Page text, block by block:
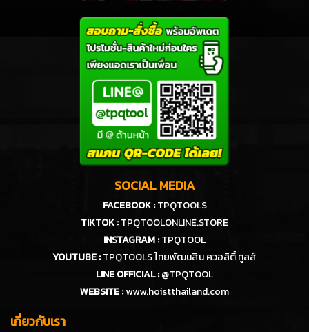
SOCIAL MEDIA
FACEBOOK : TPQTOOLS
TIKTOK :TPQTOOLONLINE.STORE
INSTAGRAM :TPQTOOL
YOUTUBE :TPQTOOLS ไทยพัฒนสิน ควอลิตี้ ทูลส์
LINE OFFICIAL :@TPQTOOL
WEBSITE :www.hoistthailand.com
เกี่ยวกับเรา